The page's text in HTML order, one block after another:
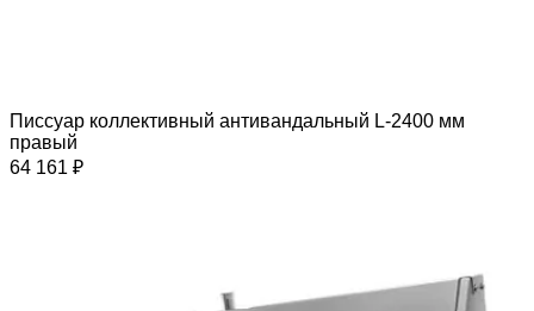
Писсуар коллективный антивандальный L-2400 мм
правый
64 161 ₽